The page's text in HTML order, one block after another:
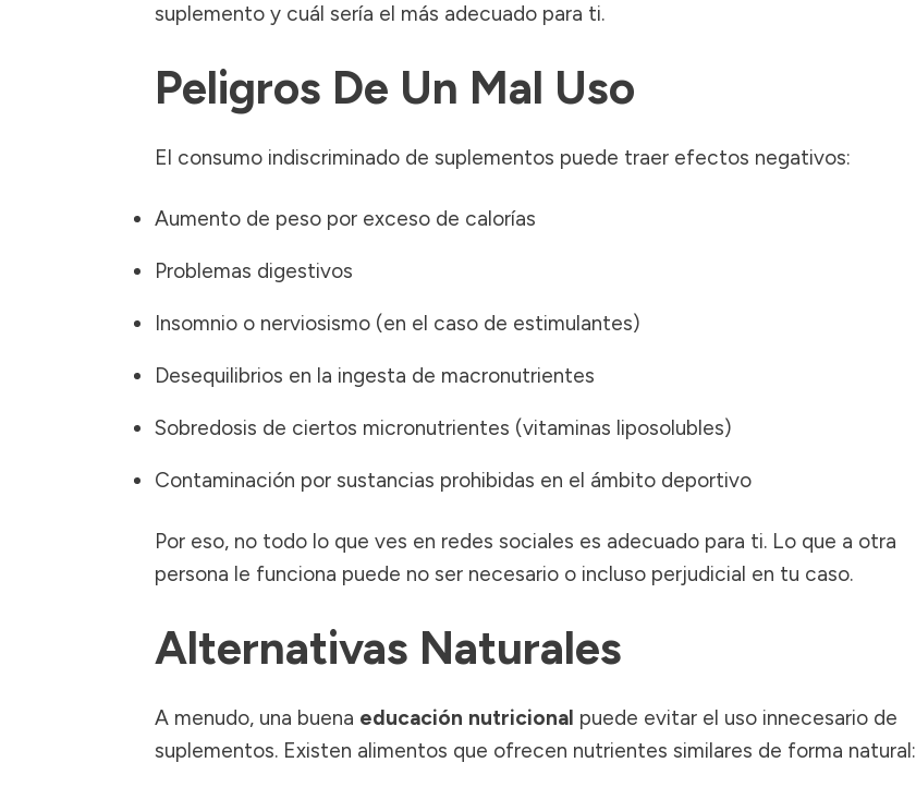
suplemento y cuál sería el más adecuado para ti.
Peligros De Un Mal Uso
El consumo indiscriminado de suplementos puede traer efectos negativos:
Aumento de peso por exceso de calorías
Problemas digestivos
Insomnio o nerviosismo (en el caso de estimulantes)
Desequilibrios en la ingesta de macronutrientes
Sobredosis de ciertos micronutrientes (vitaminas liposolubles)
Contaminación por sustancias prohibidas en el ámbito deportivo
Por eso, no todo lo que ves en redes sociales es adecuado para ti. Lo que a otra
persona le funciona puede no ser necesario o incluso perjudicial en tu caso.
Alternativas Naturales
A menudo, una buena educación nutricional puede evitar el uso innecesario de
suplementos. Existen alimentos que ofrecen nutrientes similares de forma natural: